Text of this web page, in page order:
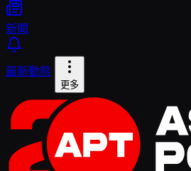
新聞
最新動態
更多